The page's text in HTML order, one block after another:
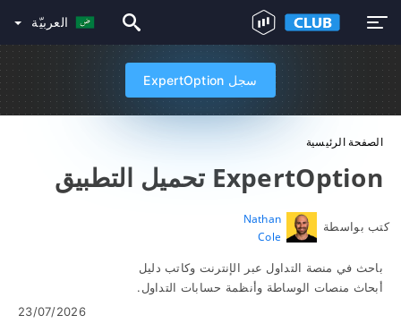
العربيّة
سجل ExpertOption
الصفحة الرئيسية
ExpertOption تحميل التطبيق
كتب بواسطة
Nathan
Cole
باحث في منصة التداول عبر الإنترنت وكاتب دليل
أبحاث منصات الوساطة وأنظمة حسابات التداول.
23/07/2026